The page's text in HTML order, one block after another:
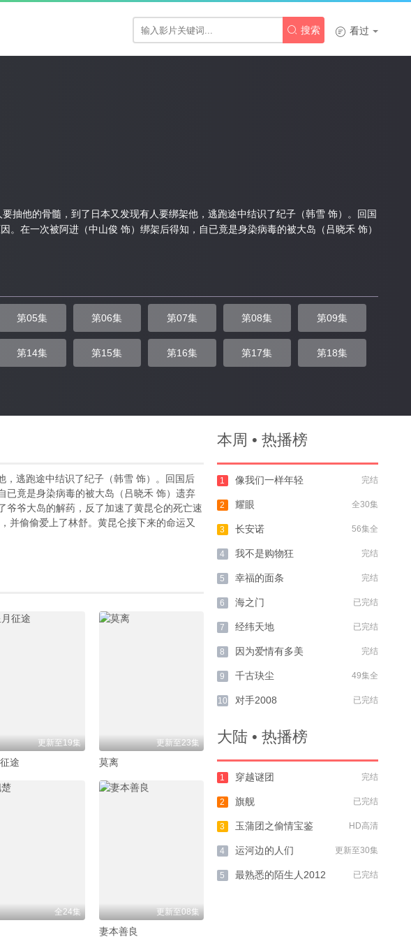
 看过
 搜索
抽他的骨髓，到了日本又发现有人要绑架他，逃跑途中结识了纪子（韩雪 饰）。回国
在一次被阿进（中山俊 饰）绑架后得知，自已竟是身染病毒的被大岛（吕晓禾 饰）
第05集 第06集 第07集 第08集 第09集
第14集 第15集 第16集 第17集 第18集
，逃跑途中结识了纪子（韩雪 饰）。回国后
已竟是身染病毒的被大岛（吕晓禾 饰）遗弃
爷爷大岛的解药，反了加速了黄昆仑的死亡速
并偷偷爱上了林舒。黄昆仑接下来的命运又
更新至19集
途
更新至23集
莫离
全24集 更新至08集
妻本善良
本周 • 热播榜
1 完结
像我们一样年轻
2 全30集
耀眼
3 56集全
长安诺
4 完结
我不是购物狂
5 完结
幸福的面条
6 已完结
海之门
7 已完结
经纬天地
8 完结
因为爱情有多美
9 49集全
千古玦尘
10 已完结
对手2008
大陆 • 热播榜
1 完结
穿越谜团
2 已完结
旗舰
3 HD高清
玉蒲团之偷情宝鉴
4 更新至30集
运河边的人们
5 已完结
最熟悉的陌生人2012